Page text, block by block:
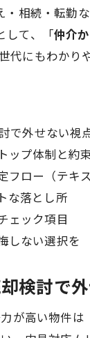
・相続・転勤
して、「仲介
代にもわかり
で外せない視
ップ体制と約束
フロー（テキス
な落とし所
ェック項目
しない選択を
検討で
が高い物件